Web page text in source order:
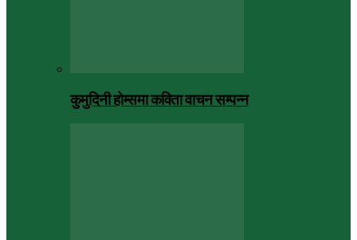
कुमुदिनी होम्समा कविता वाचन सम्पन्न